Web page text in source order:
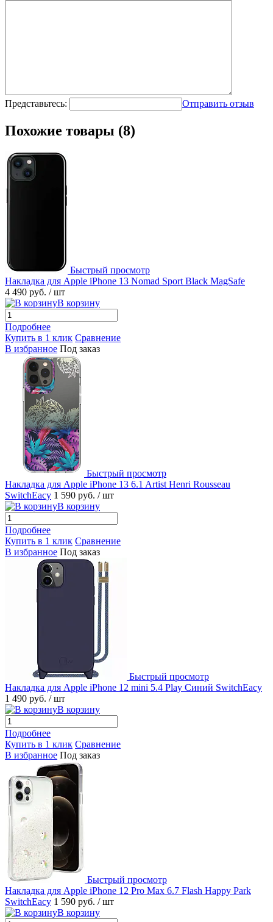
Представьтесь: Отправить отзыв
Похожие товары (8)
Быстрый просмотр
Накладка для Apple iPhone 13 Nomad Sport Black MagSafe
4 490 руб. / шт
В корзину
Подробнее
Купить в 1 клик Сравнение
В избранное Под заказ
Быстрый просмотр
Накладка для Apple iPhone 13 6.1 Artist Henri Rousseau
SwitchEacy 1 590 руб. / шт
В корзину
Подробнее
Купить в 1 клик Сравнение
В избранное Под заказ
Быстрый просмотр
Накладка для Apple iPhone 12 mini 5.4 Play Синий SwitchEacy
1 490 руб. / шт
В корзину
Подробнее
Купить в 1 клик Сравнение
В избранное Под заказ
Быстрый просмотр
Накладка для Apple iPhone 12 Pro Max 6.7 Flash Happy Park
SwitchEacy 1 590 руб. / шт
В корзину